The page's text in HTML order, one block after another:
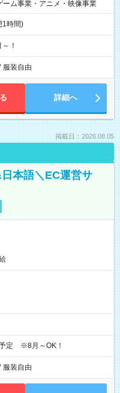
ーム事業・アニメ・映像事業
時間)
！
服装自由
詳細へ
掲載日：2026.08.05
本語＼EC運営サ
定 ※8月～OK！
服装自由